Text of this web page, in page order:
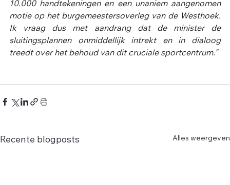
10.000 handtekeningen en een unaniem aangenomen
motie op het burgemeestersoverleg van de Westhoek.
Ik vraag dus met aandrang dat de minister de
sluitingsplannen onmiddellijk intrekt en in dialoog
treedt over het behoud van dit cruciale sportcentrum.”
Recente blogposts Alles weergeven